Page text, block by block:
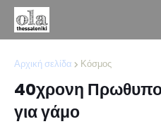
Αρχική σελίδα Κόσμος
40χρονη
για γάμο